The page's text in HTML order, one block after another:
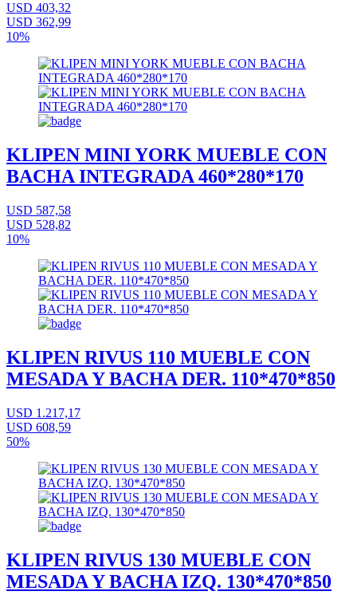
USD 403,32
USD 362,99
10%
KLIPEN MINI YORK MUEBLE CON
BACHA INTEGRADA 460*280*170
USD 587,58
USD 528,82
10%
KLIPEN RIVUS 110 MUEBLE CON
MESADA Y BACHA DER. 110*470*850
USD 1.217,17
USD 608,59
50%
KLIPEN RIVUS 130 MUEBLE CON
MESADA Y BACHA IZQ. 130*470*850